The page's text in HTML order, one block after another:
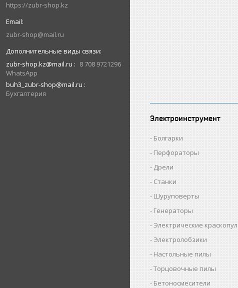
https://zubr-shop.kz
zubr-shop@mail.ru
zubr-shop.kz@mail.ru
8 708 9721296
WhatsApp
buh3_zubr-shop@mail.ru
Бухгалтерия
Электроинструмент
Болгарки
Перфораторы
Дрели
Станки
Шуруповерты
Генераторы
Электрические
Электролобзики
Настольные пилы
Торцовочные пилы
Бетоносмесители